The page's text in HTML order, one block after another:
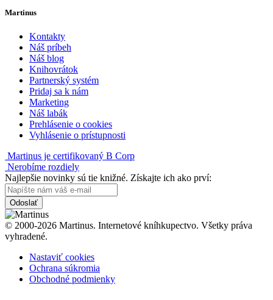
Martinus
Kontakty
Náš príbeh
Náš blog
Knihovrátok
Partnerský systém
Pridaj sa k nám
Marketing
Náš labák
Prehlásenie o cookies
Vyhlásenie o prístupnosti
Martinus je certifikovaný B Corp
Nerobíme rozdiely
Najlepšie novinky sú tie knižné. Získajte ich ako prví:
Odoslať
© 2000-2026 Martinus. Internetové kníhkupectvo. Všetky práva
vyhradené.
Nastaviť cookies
Ochrana súkromia
Obchodné podmienky